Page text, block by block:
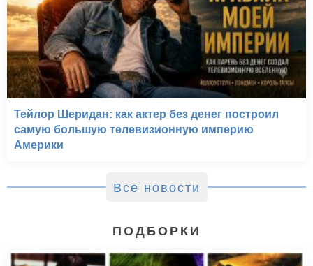
Тейлор Шеридан: как актер без денег построил
самую большую телевизионную империю
Америки
Все новости
ПОДБОРКИ